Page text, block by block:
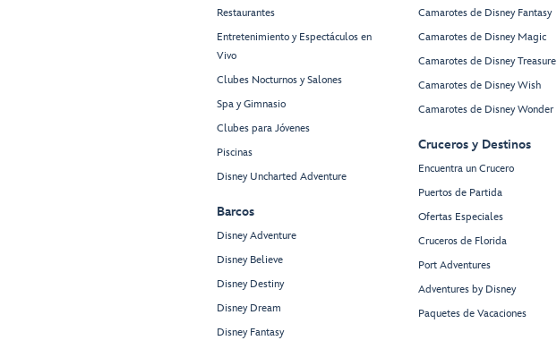
Restaurantes
Entretenimiento y Espectáculos en
Vivo
Clubes Nocturnos y Salones
Spa y Gimnasio
Clubes para Jóvenes
Piscinas
Disney Uncharted Adventure
Barcos
Disney Adventure
Disney Believe
Disney Destiny
Disney Dream
Disney Fantasy
Camarotes de Disney Fantasy
Camarotes de Disney Magic
Camarotes de Disney Treasure
Camarotes de Disney Wish
Camarotes de Disney Wonder
Cruceros y Destinos
Encuentra un Crucero
Puertos de Partida
Ofertas Especiales
Cruceros de Florida
Port Adventures
Adventures by Disney
Paquetes de Vacaciones